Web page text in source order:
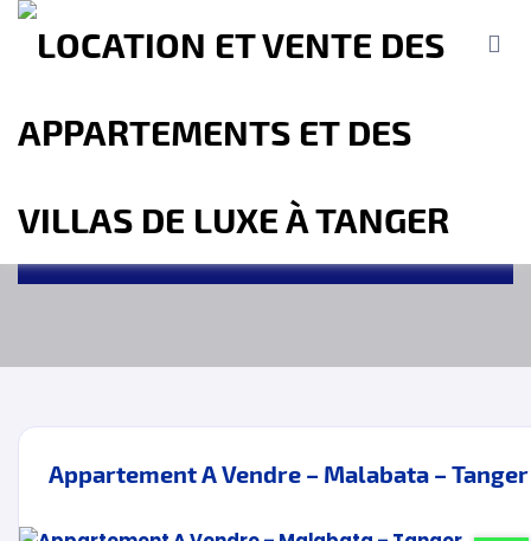
TYPE DE PROPRIÉTÉ
Tanger
Properties
Résidentiel
Appartement A Vendre – Malabata – Tanger